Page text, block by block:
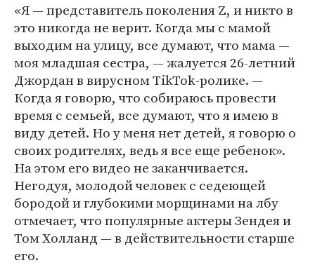
«Я — представитель поколения Z, и никто в
это никогда не верит. Когда мы с мамой
выходим на улицу, все думают, что мама —
моя младшая сестра, — жалуется 26-летний
Джордан в вирусном TikTok-ролике. —
Когда я говорю, что собираюсь провести
время с семьей, все думают, что я имею в
виду детей. Но у меня нет детей, я говорю о
своих родителях, ведь я все еще ребенок».
На этом его видео не заканчивается.
Негодуя, молодой человек с седеющей
бородой и глубокими морщинами на лбу
отмечает, что популярные актеры Зендея и
Том Холланд — в действительности старше
его.